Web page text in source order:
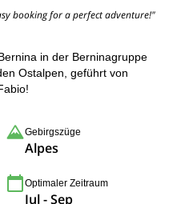
booking for a perfect adventure!"
in der Berninagruppe
Ostalpen, geführt von
Gebirgszüge
Alpes
Optimaler Zeitraum
Jul - Sep